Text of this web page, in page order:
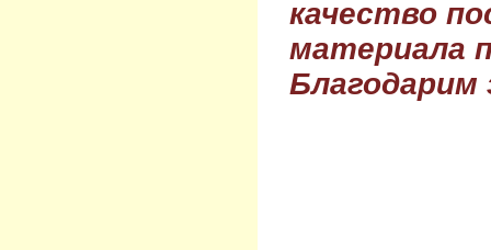
качество
материала
Благодарим